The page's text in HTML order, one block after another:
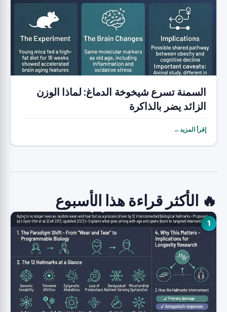
السمنة تسرع شيخوخة الدماغ: لماذا الوزن
الزائد يضر بالذاكرة
إقرأ المزيد←
🔥 الأكثر قراءة هذا الأسبوع
1